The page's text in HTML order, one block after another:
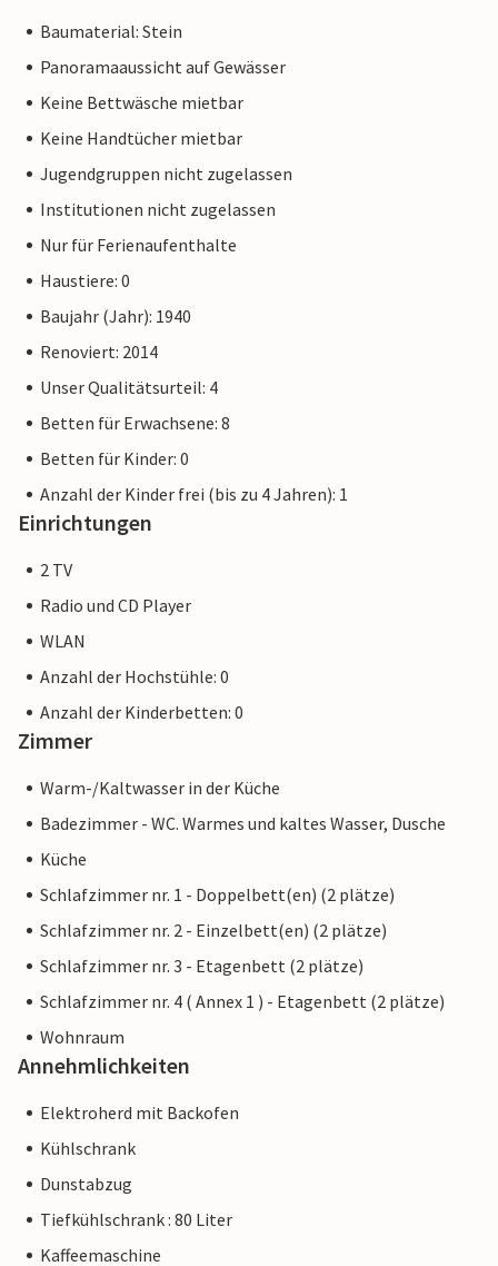
Baumaterial: Stein
Panoramaaussicht auf Gewässer
Keine Bettwäsche mietbar
Keine Handtücher mietbar
Jugendgruppen nicht zugelassen
Institutionen nicht zugelassen
Nur für Ferienaufenthalte
Haustiere: 0
Baujahr (Jahr): 1940
Renoviert: 2014
Unser Qualitätsurteil: 4
Betten für Erwachsene: 8
Betten für Kinder: 0
Anzahl der Kinder frei (bis zu 4 Jahren): 1
Einrichtungen
2 TV
Radio und CD Player
WLAN
Anzahl der Hochstühle: 0
Anzahl der Kinderbetten: 0
Zimmer
Warm-/Kaltwasser in der Küche
Badezimmer - WC. Warmes und kaltes Wasser, Dusche
Küche
Schlafzimmer nr. 1 - Doppelbett(en) (2 plätze)
Schlafzimmer nr. 2 - Einzelbett(en) (2 plätze)
Schlafzimmer nr. 3 - Etagenbett (2 plätze)
Schlafzimmer nr. 4 ( Annex 1 ) - Etagenbett (2 plätze)
Wohnraum
Annehmlichkeiten
Elektroherd mit Backofen
Kühlschrank
Dunstabzug
Tiefkühlschrank : 80 Liter
Kaffeemaschine